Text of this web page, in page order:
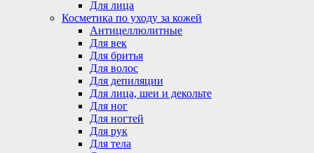
Для лица
Косметика по уходу за кожей
Антицеллюлитные
Для век
Для бритья
Для волос
Для депиляции
Для лица, шеи и декольте
Для ног
Для ногтей
Для рук
Для тела